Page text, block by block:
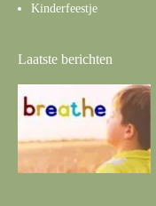
Kinderfeestje
Laatste berichten